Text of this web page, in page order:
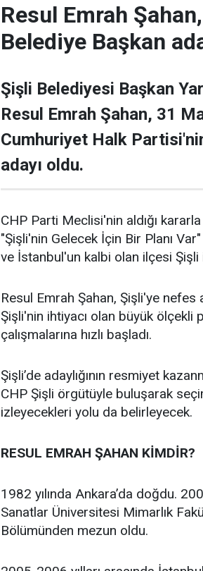
Resul Emrah
Belediye Başkan
Şişli Belediyesi Başkan
Resul Emrah Şahan, 31
Cumhuriyet Halk
adayı oldu.
CHP Parti Meclisi'nin aldığı
"Şişli'nin Gelecek İçin Bir Planı
ve İstanbul'un kalbi olan ilçesi Şişli
Resul Emrah Şahan, Şişli'ye nefes
Şişli'nin ihtiyacı olan büyük ölçekli
çalışmalarına hızlı başladı.
Şişli’de adaylığının resmiyet
CHP Şişli örgütüyle buluşarak
izleyecekleri yolu da belirleyecek.
RESUL EMRAH ŞAHAN KİMDİR?
1982 yılında Ankara’da doğdu.
Sanatlar Üniversitesi Mimarlık
Bölümünden mezun oldu.